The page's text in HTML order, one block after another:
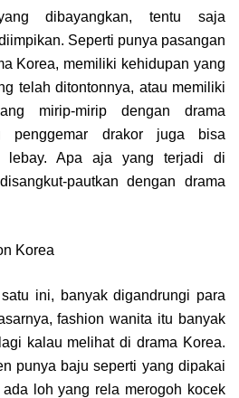
dibayangkan, tentu saja
Seperti punya pasangan
Korea, memiliki kehidupan yang
telah ditontonnya, atau memiliki
mirip-mirip dengan drama
penggemar drakor juga bisa
lebay. Apa aja yang terjadi di
pautkan dengan drama
Korea
ini, banyak digandrungi para
fashion wanita itu banyak
kalau melihat di drama Korea.
punya baju seperti yang dipakai
loh yang rela merogoh kocek